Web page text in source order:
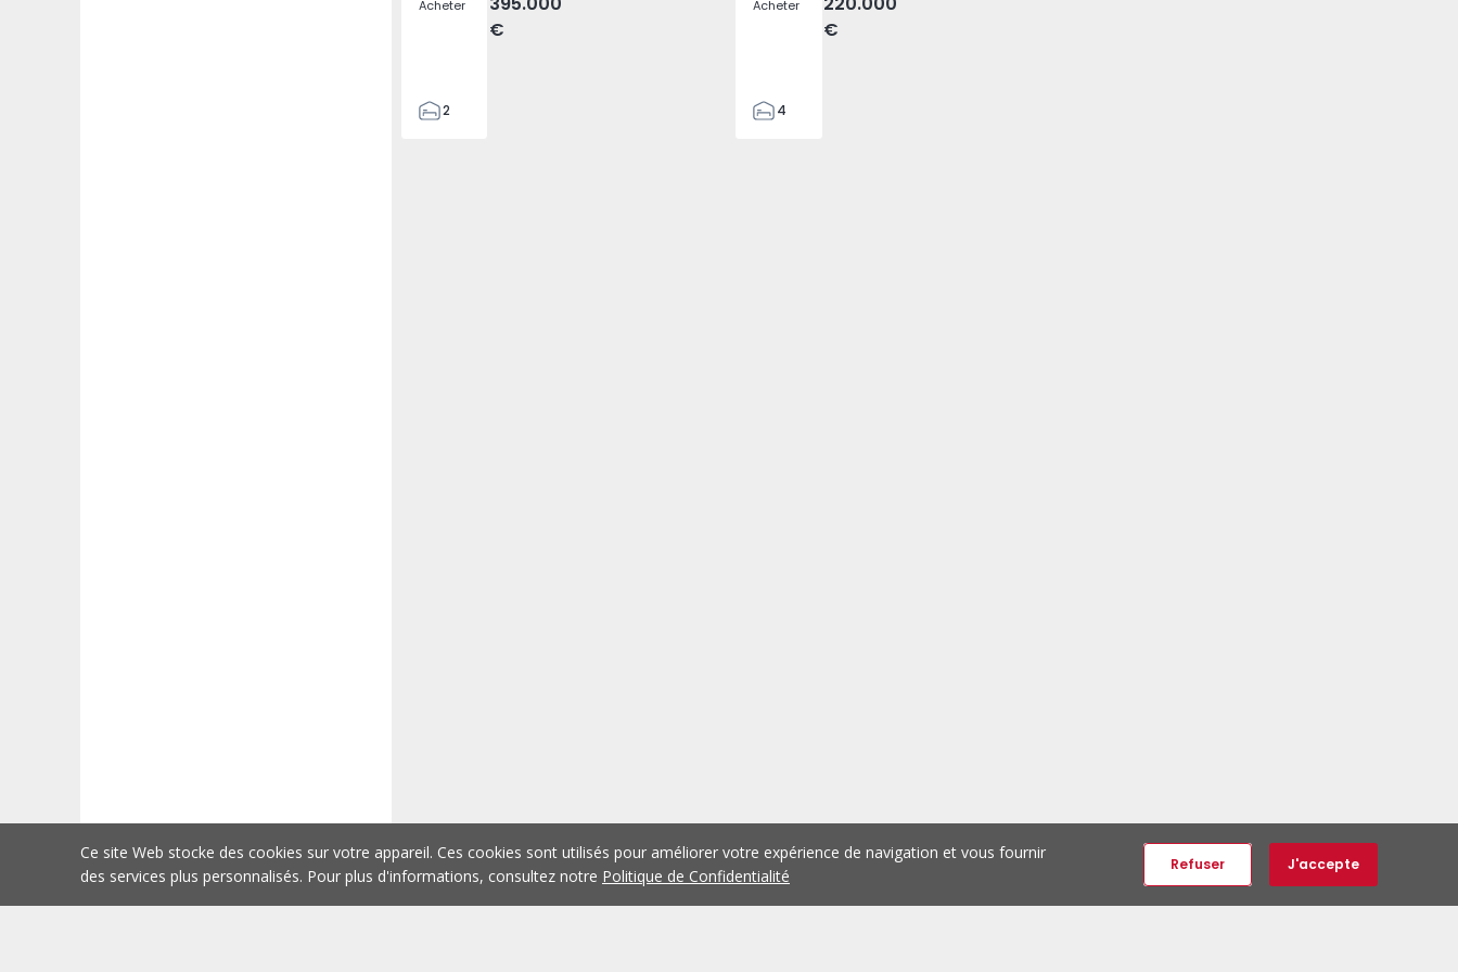
Acheter
€
2
Acheter
€
4
Ce site Web stocke des cookies sur votre appareil. Ces cookies sont utilisés pour améliorer votre expérience de navigation et vous fournir
des services plus personnalisés. Pour plus d'informations, consultez notre Politique de Confidentialité
Refuser J'accepte